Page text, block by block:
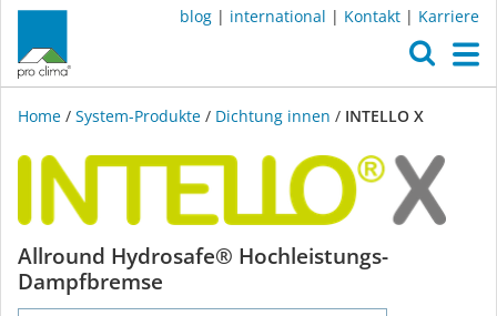
blog | international | Kontakt | Karriere
Home / System-Produkte / Dichtung innen / INTELLO X
INTELLO
Allround Hydrosafe® Hochleistungs-
Dampfbremse